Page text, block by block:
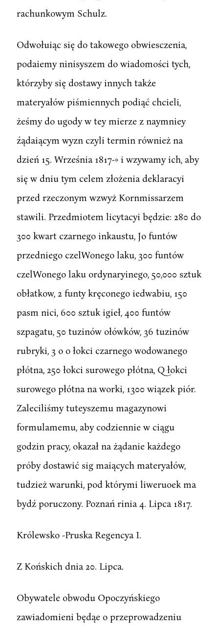
rachunkowym Schulz.
Odwołuiąc się do takowego obwiesczenia,
podaiemy ninisyszem do wiadomości tych,
którzyby się dostawy innych także
materyałów piśmiennych podiąć chcieli,
żeśmy do ugody w tey mierze z naymniey
źądaiącym wyzn czyli termin również na
dzień 15. Września 1817-» i wzywamy ich, aby
się w dniu tym celem złożenia deklaracyi
przed rzeczonym wzwyż Kornmissarzem
stawili. Przedmiotem licytacyi będzie: 280 do
300 kwart czarnego inkaustu, Jo funtów
przedniego czelWonego laku, 300 funtów
czelWonego laku ordynaryinego, 50,000 sztuk
obłatkow, 2 funty kręconego iedwabiu, 150
pasm nici, 600 sztuk igieł, 400 funtów
szpagatu, 50 tuzinów ołówków, 36 tuzinów
rubryki, 3 o o łokci czarnego wodowanego
płótna, 250 łokci surowego płótna, Q łokci
surowego płótna na worki, 1300 wiązek piór.
Zaleciliśmy tuteyszemu magazynowi
formulamemu, aby codziennie w ciągu
godzin pracy, okazał na żądanie każdego
próby dostawić sig maiących materyałów,
tudzież warunki, pod którymi liweruoek ma
bydź poruczony. Poznań rinia 4. Lipca 1817.
Królewsko -Pruska Regencya I.
Z Końskich dnia 20. Lipca.
Obywatele obwodu Opoczyńskiego
zawiadomieni będąe o przeprowadzeniu